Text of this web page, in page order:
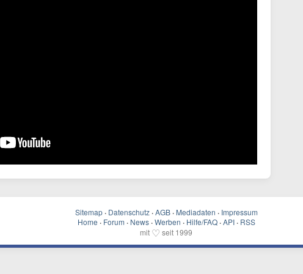
Sitemap · Datenschutz · AGB · Mediadaten · Impressum
Home · Forum · News · Werben · Hilfe/FAQ · API · RSS
mit ♡ seit 1999